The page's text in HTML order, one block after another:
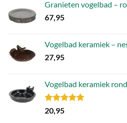
Granieten vogelbad –
67,95
Vogelbad keramiek –
27,95
Vogelbad keramiek
Gewaardeerd
5.00
20,95